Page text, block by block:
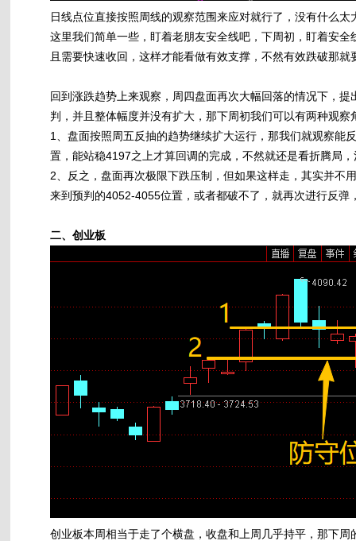
日线点位直接按照周线的观察范围来应对就行了，没有什么太
这里我们简单一些，盯着老朋友安全线吧，下周初，盯着安
且需要快速收回，这样才能看做有效支撑，不然有效跌破那
回到涨跌趋势上来观察，周四盘面再次大幅回落的情况下，
判，并且整体幅度并没有扩大，那下周初我们可以有两种观察
1、盘面按照周五反抽的趋势继续扩大运行，那我们就观察
置，能站稳4197之上才算回调的完成，不然就还是看折腾局
2、反之，盘面再次极限下跌压制，但如果这样走，其实并不
来到预判的4052-4055位置，或者都破不了，就再次进行反弹
二、创业板
创业板本周相当于走了个横盘，收盘和上周几乎持平，那下